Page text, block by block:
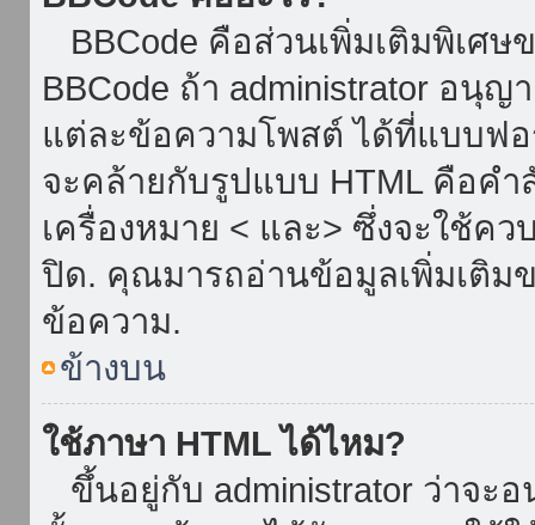
BBCode คือส่วนเพิ่มเติมพิเศ
BBCode ถ้า administrator อนุ
แต่ละข้อความโพสต์ ได้ที่แบบฟ
จะคล้ายกับรูปแบบ HTML คือคำ
เครื่องหมาย < และ> ซึ่งจะใช้ค
ปิด. คุณมารถอ่านข้อมูลเพิ่มเติม
ข้อความ.
ข้างบน
ใช้ภาษา HTML ได้ไหม?
ขึ้นอยู่กับ administrator ว่าจะ